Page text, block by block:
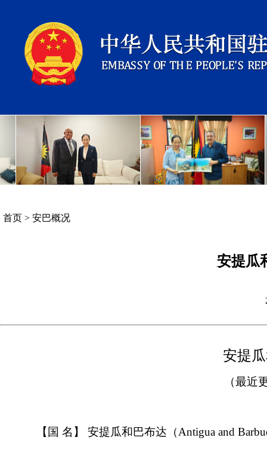
首页 > 安巴概况
安提瓜
安提
（最近
【国 名】 安提瓜和巴布达（Antigua and